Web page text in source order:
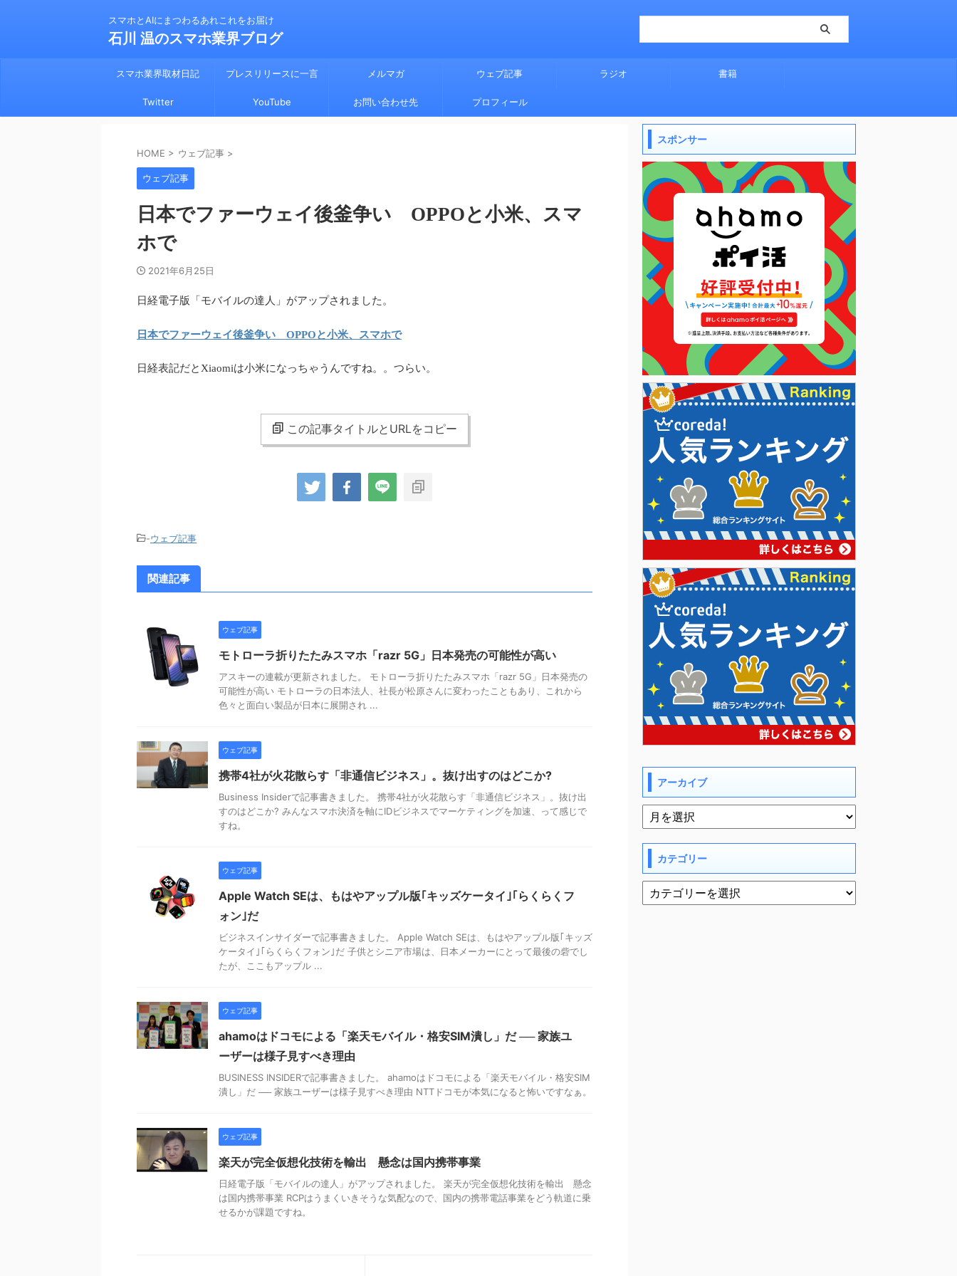
スマホとAIにまつわるあれこれをお届け
石川 温のスマホ業界ブログ
スマホ業界取材日記 プレスリリースに一言 メルマガ ウェブ記事 ラジオ 書籍
Twitter YouTube お問い合わせ先 プロフィール
HOME > ウェブ記事 >
ウェブ記事
日本でファーウェイ後釜争い OPPOと小米、スマ
ホで
2021年6月25日
日経電子版「モバイルの達人」がアップされました。
日本でファーウェイ後釜争い OPPOと小米、スマホで
日経表記だとXiaomiは小米になっちゃうんですね。。つらい。
この記事タイトルとURLをコピー
-ウェブ記事
関連記事
ウェブ記事
モトローラ折りたたみスマホ「razr 5G」日本発売の可能性が高い
アスキーの連載が更新されました。 モトローラ折りたたみスマホ「razr 5G」日本発売の
可能性が高い モトローラの日本法人、社長が松原さんに変わったこともあり、これから
色々と面白い製品が日本に展開され ...
ウェブ記事
携帯4社が火花散らす「非通信ビジネス」。抜け出すのはどこか?
Business Insiderで記事書きました。 携帯4社が火花散らす「非通信ビジネス」。抜け出
すのはどこか? みんなスマホ決済を軸にIDビジネスでマーケティングを加速、って感じで
すね。
ウェブ記事
Apple Watch SEは、もはやアップル版｢キッズケータイ｣｢らくらくフ
ォン｣だ
ビジネスインサイダーで記事書きました。 Apple Watch SEは、もはやアップル版｢キッズ
ケータイ｣｢らくらくフォン｣だ 子供とシニア市場は、日本メーカーにとって最後の砦でし
たが、ここもアップル ...
ウェブ記事
ahamoはドコモによる「楽天モバイル・格安SIM潰し」だ ── 家族ユ
ーザーは様子見すべき理由
BUSINESS INSIDERで記事書きました。 ahamoはドコモによる「楽天モバイル・格安SIM
潰し」だ ── 家族ユーザーは様子見すべき理由 NTTドコモが本気になると怖いですなぁ。
ウェブ記事
楽天が完全仮想化技術を輸出 懸念は国内携帯事業
日経電子版「モバイルの達人」がアップされました。 楽天が完全仮想化技術を輸出 懸念
は国内携帯事業 RCPはうまくいきそうな気配なので、国内の携帯電話事業をどう軌道に乗
せるかが課題ですね。
スポンサー
アーカイブ
カテゴリー